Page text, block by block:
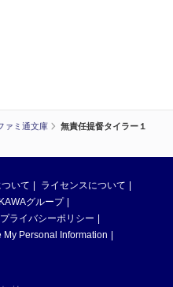
ァミ通文庫
無責任提督タイラー１
いて
ライセンスについて
グループ
プライバシーポリシー
My Personal Information